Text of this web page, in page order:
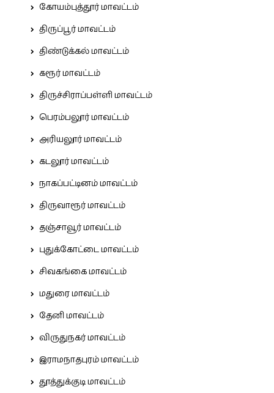
கோயம்புத்தூர் மாவட்டம்
திருப்பூர் மாவட்டம்
திண்டுக்கல் மாவட்டம்
கரூர் மாவட்டம்
திருச்சிராப்பள்ளி மாவட்டம்
பெரம்பலூர் மாவட்டம்
அரியலூர் மாவட்டம்
கடலூர் மாவட்டம்
நாகப்பட்டினம் மாவட்டம்
திருவாரூர் மாவட்டம்
தஞ்சாவூர் மாவட்டம்
புதுக்கோட்டை மாவட்டம்
சிவகங்கை மாவட்டம்
மதுரை மாவட்டம்
தேனி மாவட்டம்
விருதுநகர் மாவட்டம்
இராமநாதபுரம் மாவட்டம்
தூத்துக்குடி மாவட்டம்